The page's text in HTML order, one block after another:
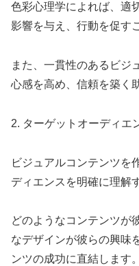
色彩心理学によれば、適
影響を与え、行動を促す
また、一貫性のあるビジ
心感を高め、信頼を築く
2. ターゲットオーディエ
ビジュアルコンテンツを
ディエンスを明確に理解
どのようなコンテンツが
なデザインが彼らの興味
ンツの成功に直結します。